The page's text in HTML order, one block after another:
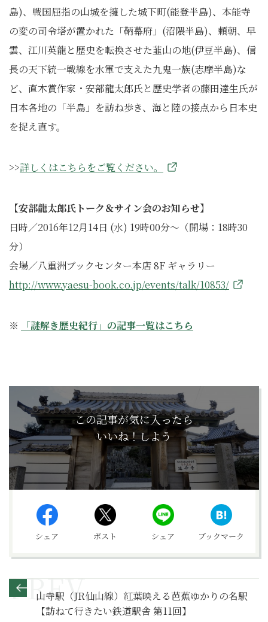
島)、戦国屈指の山城を擁した城下町(能登半島)、本能寺
の変の司令塔が置かれた「鞆幕府」(沼隈半島)、頼朝、早
雲、江川英龍と歴史を転換させた韮山の地(伊豆半島)、信
長の天下統一戦線を水軍で支えた九鬼一族(志摩半島)な
ど、直木賞作家・安部龍太郎氏と歴史学者の藤田達生氏が
日本各地の「半島」を訪ね歩き、海と陸の接点から日本史
を捉え直す。
>>詳しくはこちらをご覧ください。
【安部龍太郎氏トーク＆サイン会のお知らせ】
日時／2016年12月14日 (水) 19時00分～（開場：18時30
分）
会場／八重洲ブックセンター本店 8F ギャラリー
http://www.yaesu-book.co.jp/events/talk/10853/
※ 「謎解き歴史紀行」の記事一覧はこちら
この記事が気に入ったら
いいね！しよう
シェア ポスト シェア ブックマーク
山寺駅（JR仙山線）紅葉映える芭蕉ゆかりの名駅
【訪ねて行きたい鉄道駅舎 第11回】